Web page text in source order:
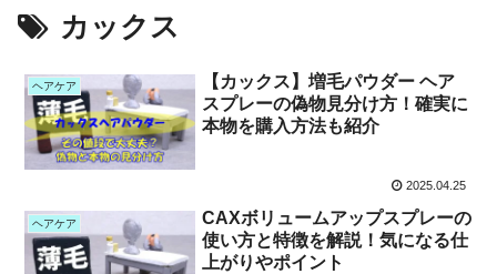
カックス
ヘアケア
【カックス】増毛パウダー ヘア
スプレーの偽物見分け方！確実に
本物を購入方法も紹介
2025.04.25
ヘアケア
CAXボリュームアップスプレーの
使い方と特徴を解説！気になる仕
上がりやポイント